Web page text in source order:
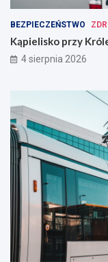
BEZPIECZEŃSTWO
Kąpielisko przy
4 sierpnia 2026